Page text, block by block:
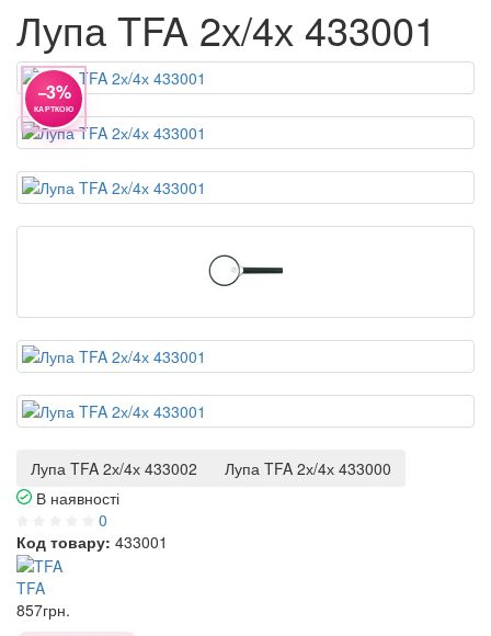
Лупа TFA 2х/4х 433001
−3%
КАРТКОЮ
Лупа TFA 2х/4х 433002
Лупа TFA 2х/4х 433000
В наявності
0
Код товару: 433001
TFA
857грн.